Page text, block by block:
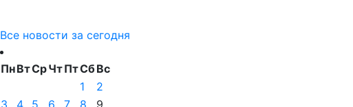
Все новости за сегодня
ПнВтСрЧтПтСбВс
1
2
3
4 5 6 7 8
9